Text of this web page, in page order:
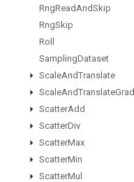
RngReadAndSkip
RngSkip
Roll
SamplingDataset
ScaleAndTranslate
ScaleAndTranslateGrad
ScatterAdd
ScatterDiv
ScatterMax
ScatterMin
ScatterMul